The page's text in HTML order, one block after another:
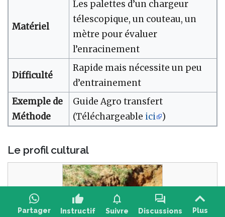
Matériel
Les palettes d’un chargeur
télescopique, un couteau, un
mètre pour évaluer
l’enracinement
Difficulté
Rapide mais nécessite un peu
d’entrainement
Exemple de
Méthode
Guide Agro transfert
(Téléchargeable ici )
Le profil cultural
Partager
thumb_up
Instructif
notifications
Suivre
forum
Discussions Plus